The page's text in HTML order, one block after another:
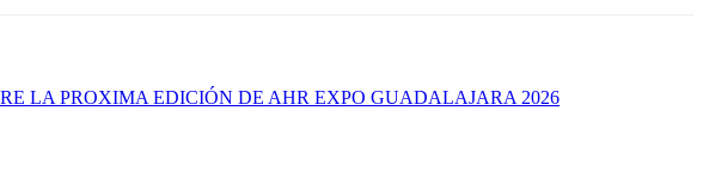
LA PROXIMA EDICIÓN DE AHR EXPO GUADALAJARA 2026